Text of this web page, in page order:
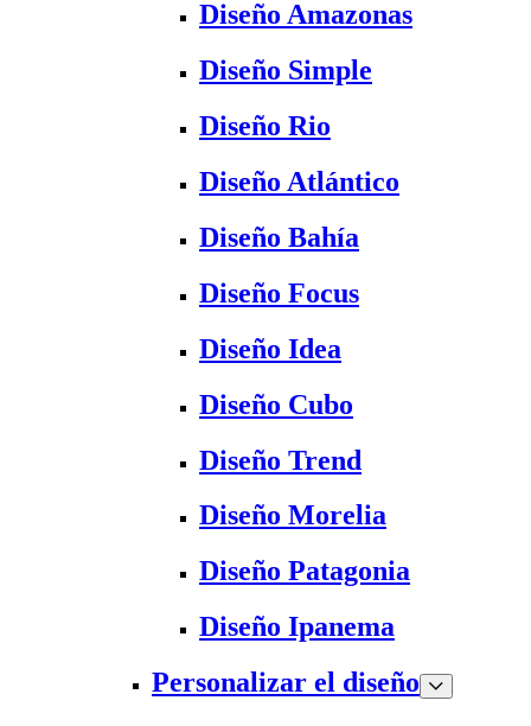
Diseño Amazonas
Diseño Simple
Diseño Rio
Diseño Atlántico
Diseño Bahía
Diseño Focus
Diseño Idea
Diseño Cubo
Diseño Trend
Diseño Morelia
Diseño Patagonia
Diseño Ipanema
Personalizar el diseño